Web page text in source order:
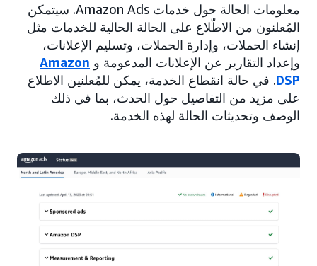
معلومات الحالة حول خدمات Amazon Ads. سيتمكن
المُعلنون من الاطّلاع على الحالة الحالية للخدمات مثل
إنشاء الحملات، وإدارة الحملات، وتسليم الإعلانات،
وإعداد التقارير عن الإعلانات المدعومة و Amazon
DSP. في حالة انقطاع الخدمة، يمكن للمُعلنين الاطلاع
على مزيد من التفاصيل حول الحدث، بما في ذلك
الوصف وتحديثات الحالة لهذه الخدمة.